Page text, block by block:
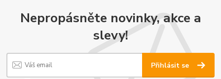
Nepropásněte novinky, akce a
slevy!
Přihlásit se